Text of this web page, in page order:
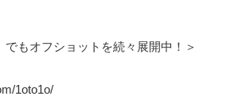
でもオフショットを続々展開中！＞
1oto1o/